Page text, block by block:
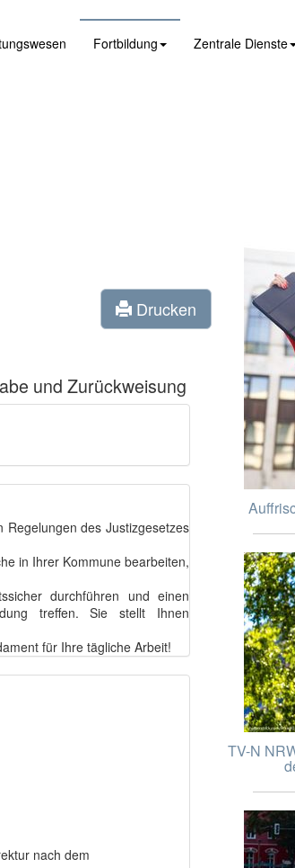
Fortbildung Zentrale Dienste
Drucken
und Zurückweisung
des Justizgesetzes
in Ihrer Kommune bearbeiten,
durchführen und einen
treffen. Sie stellt Ihnen
für Ihre tägliche Arbeit!
nach dem
TV-N